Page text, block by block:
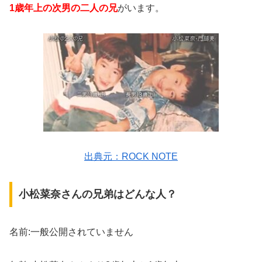
1歳年上の次男の二人の兄がいます。
出典元：ROCK NOTE
小松菜奈さんの兄弟はどんな人？
名前:一般公開されていません